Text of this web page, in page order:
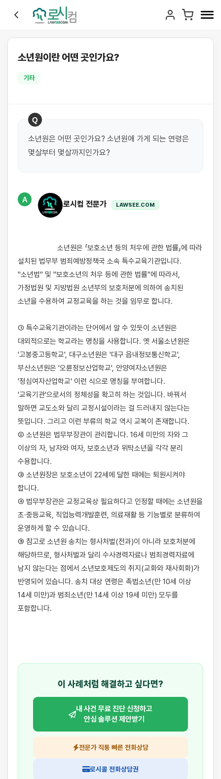
소년원이란 어떤 곳인가요?
기타
Q
소년원은 어떤 곳인가요? 소년원에 가게 되는 연령은
몇살부터 몇살까지인가요?
A
로시컴 전문가 LAWSEE.COM
설치된 법무부 범죄예방정책국 소속 특수교육기관입니다.
"소년법" 및 "보호소년의 처우 등에 관한 법률"에 따라서,
가정법원 및 지방법원 소년부의 보호처분에 의하여 송치된
소년을 수용하여 교정교육을 하는 것을 임무로 합니다.
① 특수교육기관이라는 단어에서 알 수 있듯이 소년원은
대외적으로는 학교라는 명칭을 사용합니다. 옛 서울소년원은
'고봉중고등학교', 대구소년원은 '대구 읍내정보통신학교',
부산소년원은 '오륜정보산업학교', 안양여자소년원은
'정심여자산업학교' 이런 식으로 명칭을 부여합니다.
'교육기관'으로서의 정체성을 확고히 하는 것입니다. 바꿔서
말하면 교도소와 달리 교정시설이라는 걸 드러내지 않는다는
뜻입니다. 그리고 이런 부류의 학교 역시 교복이 존재합니다.
② 소년원은 법무부장관이 관리합니다. 16세 미만의 자와 그
이상의 자, 남자와 여자, 보호소년과 위탁소년을 각각 분리
수용합니다.
③ 소년원장은 보호소년이 22세에 달한 때에는 퇴원시켜야
합니다.
④ 법무부장관은 교정교육상 필요하다고 인정할 때에는 소년원을
초·중등교육, 직업능력개발훈련, 의료재활 등 기능별로 분류하여
운영하게 할 수 있습니다.
⑤ 참고로 소년원 송치는 형사처벌(전과)이 아니라 보호처분에
해당하므로, 형사처벌과 달리 수사경력자료나 범죄경력자료에
남지 않는다는 점에서 소년보호제도의 취지(교화와 재사회화)가
반영되어 있습니다. 송치 대상 연령은 촉법소년(만 10세 이상
14세 미만)과 범죄소년(만 14세 이상 19세 미만) 모두를
포함합니다.
이 사례처럼 해결하고 싶다면?
내 사건 무료 진단 신청하고
안심 솔루션 제안받기
전문가 직통 빠른 전화상담
로시콜 전화상담권